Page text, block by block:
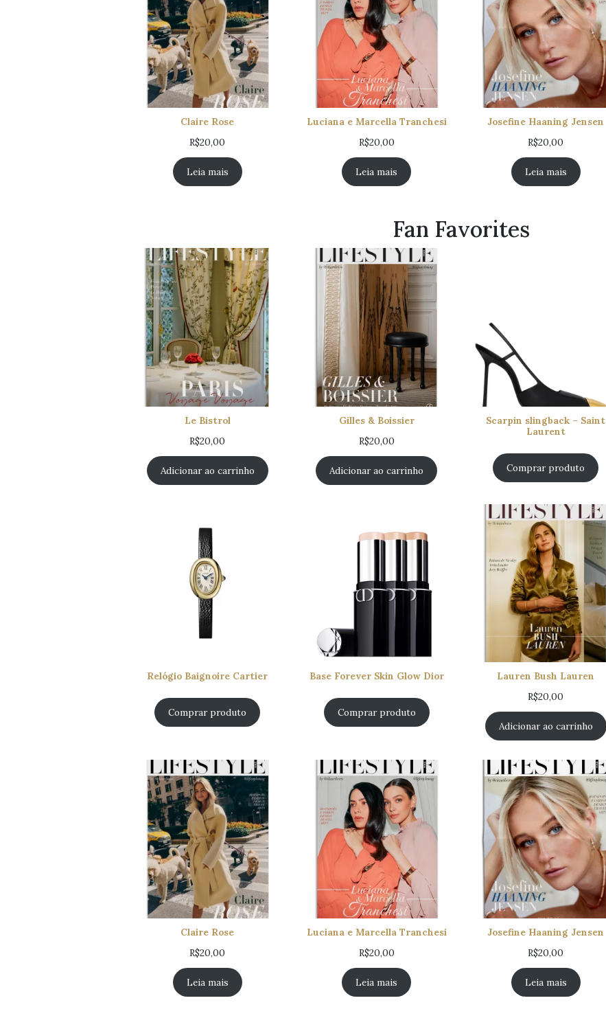
Claire Rose
R$20,00
Leia mais
Luciana e Marcella Tranchesi
R$20,00
Leia mais
Josefine Haaning Jensen
R$20,00
Leia mais
Fan Favorites
Le Bistrol
R$20,00
Adicionar ao carrinho
Gilles & Boissier
R$20,00
Adicionar ao carrinho
Scarpin slingback – Saint
Laurent
Comprar produto
Relógio Baignoire Cartier
Comprar produto
Base Forever Skin Glow Dior
Comprar produto
Lauren Bush Lauren
R$20,00
Adicionar ao carrinho
Claire Rose
R$20,00
Leia mais
Luciana e Marcella Tranchesi
R$20,00
Leia mais
Josefine Haaning Jensen
R$20,00
Leia mais